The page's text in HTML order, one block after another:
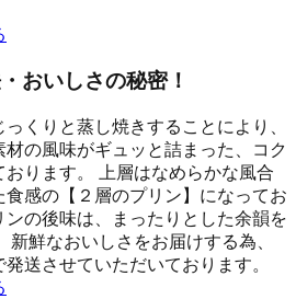
おいしさの秘密！
くりと蒸し焼きすることにより、
の風味がギュッと詰まった、コク
ります。 上層はなめらかな風合
感の【２層のプリン】になってお
ンの後味は、まったりとした余韻を
新鮮なおいしさをお届けする為、
送させていただいております。